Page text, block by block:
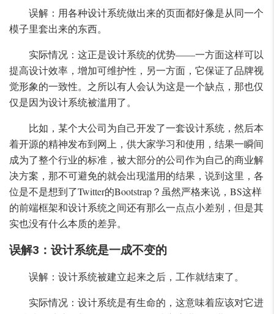
误解：用各种设计系统做出来的页面都好像是从同一个
模子里套出来的东西。
实际情况：这正是设计系统的优势——一方面这样可以
提高设计效率，增加可维护性，另一方面，它保证了品牌视
觉形象的一致性。之所以有人会认为这是一个缺点，那也仅
仅是因为设计系统被滥用了。
比如，某个大公司为自己开发了一套设计系统，然后本
着开源的精神发布到网上，供大家学习和使用，结果一瞬间
成为了整个行业的标准，被大部分的公司作为自己的商业解
决方案，那不可避免的就会出现滥用的结果，说到这里，各
位是不是想到了Twitter的Bootstrap？虽然严格来说，BS这样
的前端框架和设计系统之间还有那么一点点小差别，但是其
实也没有什么本质的差异。
误解3：设计系统是一成不变的
误解：设计系统被建立起来之后，工作就结束了。
实际情况：设计系统是有生命的，这意味着应该对它进